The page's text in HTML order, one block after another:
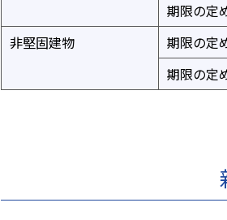
期限の定
非堅固建物
期限の定
期限の定